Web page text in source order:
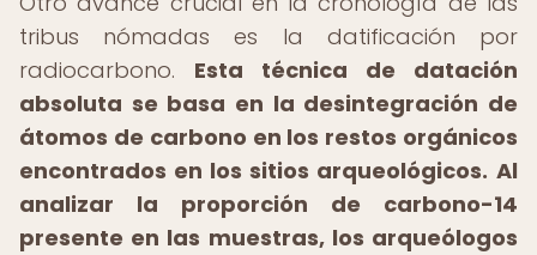
tribus nómadas es la datificación por
radiocarbono. Esta técnica de datación
absoluta se basa en la desintegración de
átomos de carbono en los restos orgánicos
encontrados en los sitios arqueológicos. Al
analizar la proporción de carbono-14
presente en las muestras, los arqueólogos